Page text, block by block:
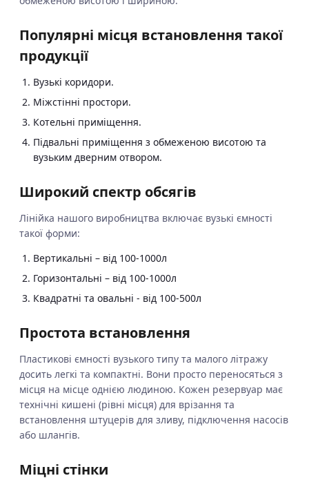
Популярні місця встановлення такої
продукції
Вузькі коридори.
Міжстінні простори.
Котельні приміщення.
Підвальні приміщення з обмеженою висотою та
вузьким дверним отвором.
Широкий спектр обсягів
Лінійка нашого виробництва включає вузькі ємності
такої форми:
Вертикальні – від 100-1000л
Горизонтальні – від 100-1000л
Квадратні та овальні - від 100-500л
Простота встановлення
Пластикові ємності вузького типу та малого літражу
досить легкі та компактні. Вони просто переносяться з
місця на місце однією людиною. Кожен резервуар має
технічні кишені (рівні місця) для врізання та
встановлення штуцерів для зливу, підключення насосів
або шлангів.
Міцні стінки